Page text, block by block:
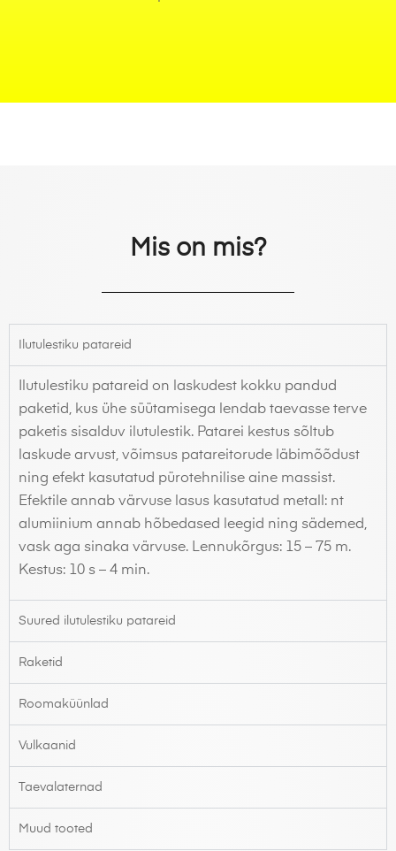
Mis on mis?
Ilutulestiku patareid
Ilutulestiku patareid on laskudest kokku pandud
paketid, kus ühe süütamisega lendab taevasse terve
paketis sisalduv ilutulestik. Patarei kestus sõltub
laskude arvust, võimsus patareitorude läbimõõdust
ning efekt kasutatud pürotehnilise aine massist.
Efektile annab värvuse lasus kasutatud metall: nt
alumiinium annab hõbedased leegid ning sädemed,
vask aga sinaka värvuse. Lennukõrgus: 15 – 75 m.
Kestus: 10 s – 4 min.
Suured ilutulestiku patareid
Raketid
Roomaküünlad
Vulkaanid
Taevalaternad
Muud tooted